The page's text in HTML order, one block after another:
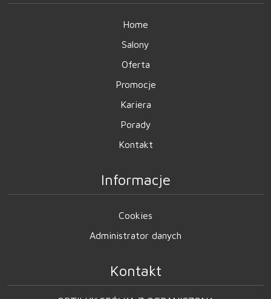
Home
Salony
Oferta
Promocje
Kariera
Porady
Kontakt
Informacje
Cookies
Administrator danych
Kontakt